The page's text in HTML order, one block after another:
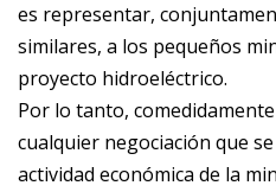
es representar,
similares, a los pequeños
proyecto hidroeléctrico.
Por lo tanto,
cualquier negociación que
actividad económica de la